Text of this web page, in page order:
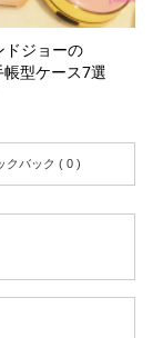
ドジョーの
型ケース7選
クバック ( 0 )